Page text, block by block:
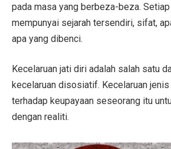
pada masa yang berbeza-beza.
mempunyai sejarah tersendiri, sifat,
apa yang dibenci.
Kecelaruan jati diri adalah salah satu
kecelaruan disosiatif. Kecelaruan
terhadap keupayaan seseorang itu
dengan realiti.